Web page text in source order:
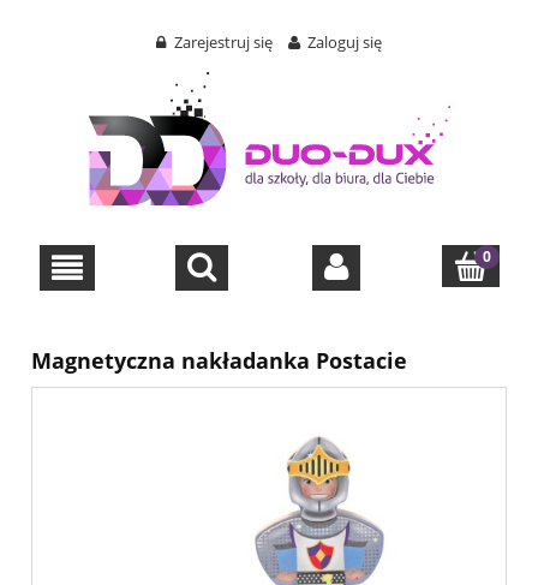
Zarejestruj się Zaloguj się
Magnetyczna nakładanka Postacie